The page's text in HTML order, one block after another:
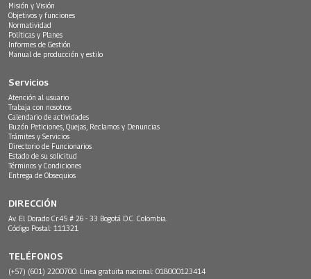
Misión y Visión
Objetivos y funciones
Normatividad
Políticas y Planes
Informes de Gestión
Manual de producción y estilo
Servicios
Atención al usuario
Trabaja con nosotros
Calendario de actividades
Buzón Peticiones, Quejas, Reclamos y Denuncias
Trámites y Servicios
Directorio de Funcionarios
Estado de su solicitud
Términos y Condiciones
Entrega de Obsequios
DIRECCIÓN
Av. El Dorado Cr.45 # 26 - 33 Bogotá D.C. Colombia.
Código Postal: 111321
TELÉFONOS
(+57) (601) 2200700. Línea gratuita nacional: 018000123414